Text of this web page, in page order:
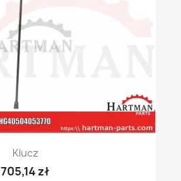
Klucz
705,14 zł